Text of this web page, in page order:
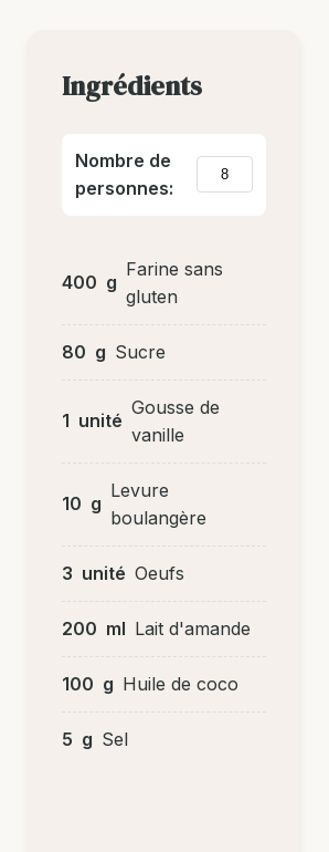
Ingrédients
Nombre de
personnes:
400 g
Farine sans
gluten
80 g Sucre
1 unité
Gousse de
vanille
10 g
Levure
boulangère
3 unité Oeufs
200 ml Lait d'amande
100 g Huile de coco
5 g Sel